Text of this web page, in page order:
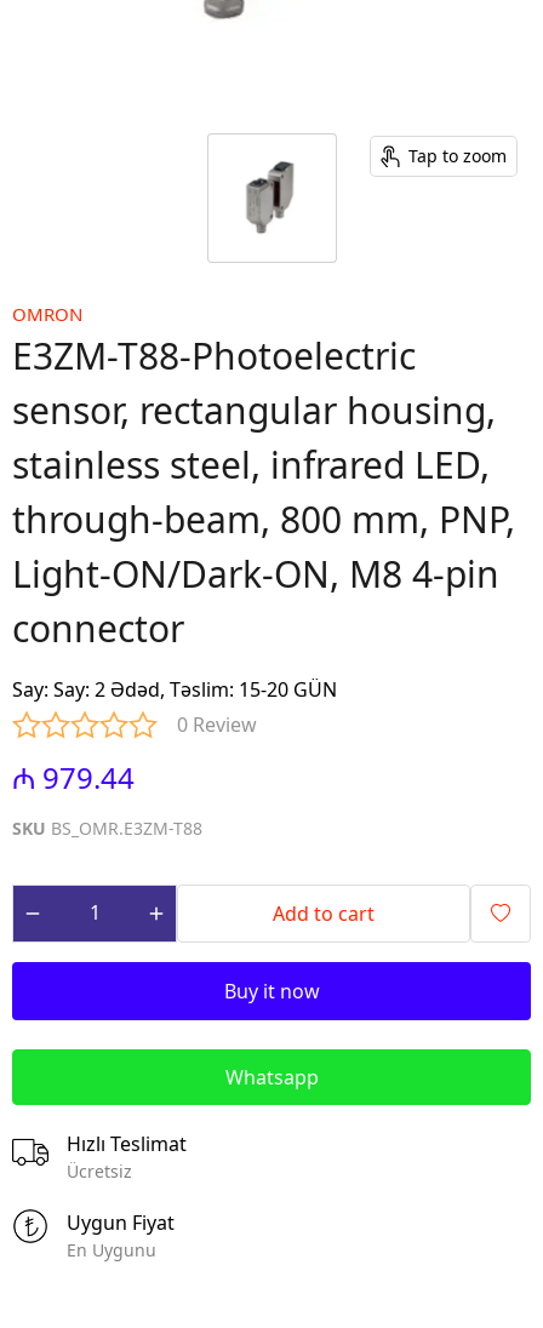
Tap to zoom
OMRON
E3ZM-T88-Photoelectric
sensor, rectangular housing,
stainless steel, infrared LED,
through-beam, 800 mm, PNP,
Light-ON/Dark-ON, M8 4-pin
connector
Say: Say: 2 Ədəd, Təslim: 15-20 GÜN
0 Review
₼ 979.44
SKU BS_OMR.E3ZM-T88
Add to cart
Buy it now
Whatsapp
Hızlı Teslimat
Ücretsiz
Uygun Fiyat
En Uygunu